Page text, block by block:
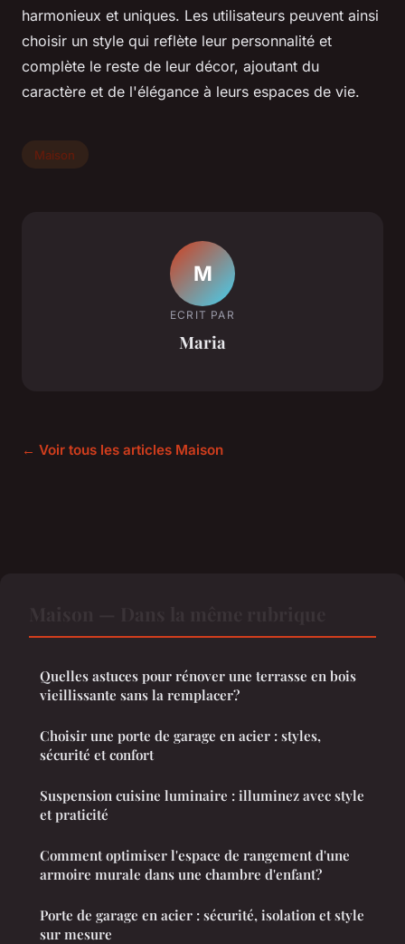
harmonieux et uniques. Les utilisateurs peuvent ainsi
choisir un style qui reflète leur personnalité et
complète le reste de leur décor, ajoutant du
caractère et de l'élégance à leurs espaces de vie.
Maison
M
ECRIT PAR
Maria
← Voir tous les articles Maison
Quelles astuces pour rénover une terrasse en bois
vieillissante sans la remplacer?
Choisir une porte de garage en acier : styles,
sécurité et confort
Suspension cuisine luminaire : illuminez avec style
et praticité
Comment optimiser l'espace de rangement d'une
armoire murale dans une chambre d'enfant?
Porte de garage en acier : sécurité, isolation et style
sur mesure